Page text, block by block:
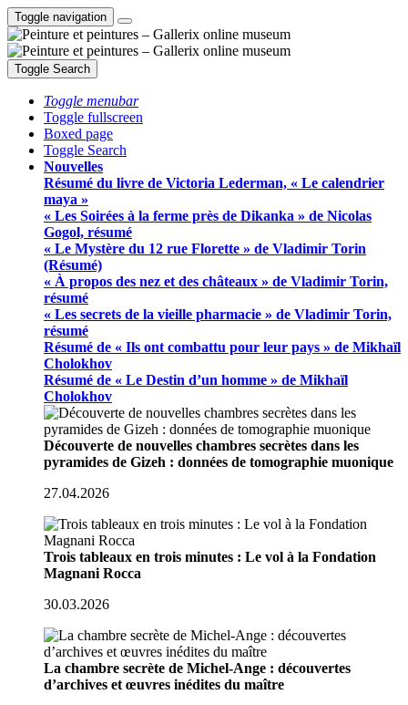
Toggle navigation
Toggle Search
Toggle menubar
Toggle fullscreen
Boxed page
Toggle Search
Nouvelles
Résumé du livre de Victoria Lederman, « Le calendrier
maya »
« Les Soirées à la ferme près de Dikanka » de Nicolas
Gogol, résumé
« Le Mystère du 12 rue Florette » de Vladimir Torin
(Résumé)
« À propos des nez et des châteaux » de Vladimir Torin,
résumé
« Les secrets de la vieille pharmacie » de Vladimir Torin,
résumé
Résumé de « Ils ont combattu pour leur pays » de Mikhaïl
Cholokhov
Résumé de « Le Destin d’un homme » de Mikhaïl
Cholokhov
Découverte de nouvelles chambres secrètes dans les
pyramides de Gizeh : données de tomographie muonique
27.04.2026
Trois tableaux en trois minutes : Le vol à la Fondation
Magnani Rocca
30.03.2026
La chambre secrète de Michel-Ange : découvertes
d’archives et œuvres inédites du maître